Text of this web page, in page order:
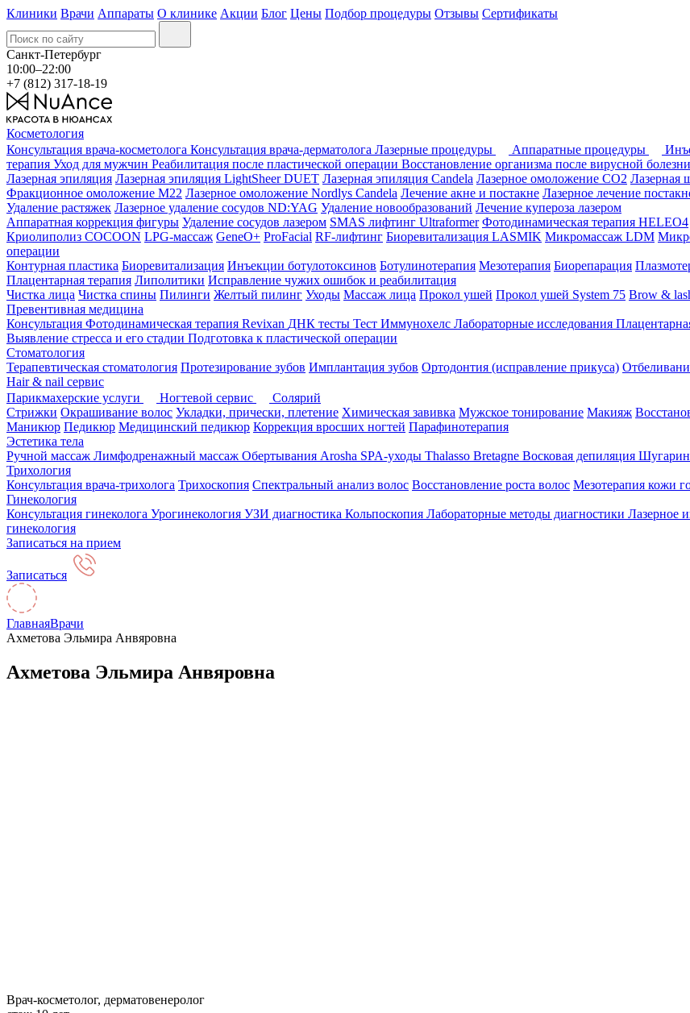
Клиники Врачи Аппараты О клинике Акции Блог Цены Подбор процедуры Отзывы Сертификаты
Санкт-Петербург
10:00–22:00
+7 (812) 317-18-19
Косметология
Консультация врача-косметолога Консультация врача-дерматолога Лазерные процедуры Аппаратные процедуры
терапия Уход для мужчин Реабилитация после пластической операции Восстановление организма после вирусной болезни
Лазерная эпиляция Лазерная эпиляция LightSheer DUET Лазерная эпиляция Candela Лазерное омоложение СО2 Лазерная
Фракционное омоложение M22 Лазерное омоложение Nordlys Candela Лечение акне и постакне Лазерное лечение
Удаление растяжек Лазерное удаление сосудов ND:YAG Удаление новообразований Лечение купероза лазером
Аппаратная коррекция фигуры Удаление сосудов лазером SMAS лифтинг Ultraformer Фотодинамическая терапия HELEO4
Криолиполиз COCOON LPG-массаж GeneO+ ProFacial RF-лифтинг Биоревитализация LASMIK Микромассаж LDM
операции
Контурная пластика Биоревитализация Инъекции ботулотоксинов Ботулинотерапия Мезотерапия Биорепарация
Плацентарная терапия Липолитики Исправление чужих ошибок и реабилитация
Чистка лица Чистка спины Пилинги Желтый пилинг Уходы Массаж лица Прокол ушей Прокол ушей System 75 Brow &
Превентивная медицина
Консультация Фотодинамическая терапия Revixan ДНК тесты Тест Иммунохелс Лабораторные исследования
Выявление стресса и его стадии Подготовка к пластической операции
Стоматология
Терапевтическая стоматология Протезирование зубов Имплантация зубов Ортодонтия (исправление прикуса)
Hair & nail сервис
Парикмахерские услуги
Ногтевой сервис
Солярий
Стрижки Окрашивание волос Укладки, прически, плетение Химическая завивка Мужское тонирование Макияж
Маникюр Педикюр Медицинский педикюр Коррекция вросших ногтей Парафинотерапия
Эстетика тела
Ручной массаж Лимфодренажный массаж Обертывания Arosha SPA-уходы Thalasso Bretagne Восковая депиляция
Трихология
Консультация врача-трихолога Трихоскопия Спектральный анализ волос Восстановление роста волос Мезотерапия кожи
Гинекология
Консультация гинеколога Урогинекология УЗИ диагностика Кольпоскопия Лабораторные методы диагностики Лазерное
гинекология
Записаться на прием
Записаться
ГлавнаяВрачи
Ахметова Эльмира Анвяровна
Ахметова Эльмира Анвяровна
Врач-косметолог, дерматовенеролог